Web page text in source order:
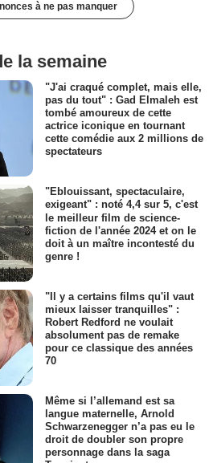
à ne pas manquer
la semaine
"J'ai craqué complet, mais elle,
pas du tout" : Gad Elmaleh est
tombé amoureux de cette
actrice iconique en tournant
cette comédie aux 2 millions de
spectateurs
"Eblouissant, spectaculaire,
exigeant" : noté 4,4 sur 5, c'est
le meilleur film de science-
fiction de l'année 2024 et on le
doit à un maître incontesté du
genre !
"Il y a certains films qu'il vaut
mieux laisser tranquilles" :
Robert Redford ne voulait
absolument pas de remake
pour ce classique des années
70
Même si l’allemand est sa
langue maternelle, Arnold
Schwarzenegger n’a pas eu le
droit de doubler son propre
personnage dans la saga